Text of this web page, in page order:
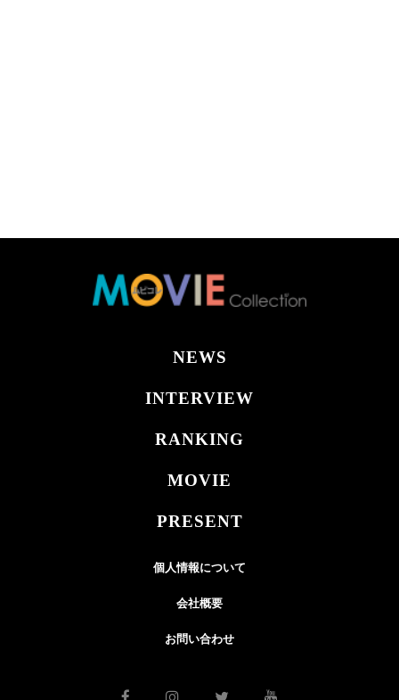
NEWS
INTERVIEW
RANKING
MOVIE
PRESENT
個人情報について
会社概要
お問い合わせ